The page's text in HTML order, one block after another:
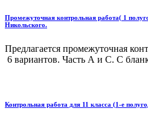
Промежуточная контрольная работа( 1
Никольского.
Предлагается промежуточная
6 вариантов. Часть А и С. С
Контрольная работа для 11 класса (1-е